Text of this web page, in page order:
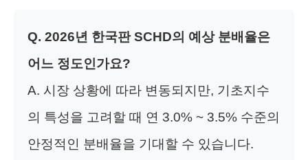
Q. 2026년 한국판 SCHD의 예상 분배율은
어느 정도인가요?
A. 시장 상황에 따라 변동되지만, 기초지수
의 특성을 고려할 때 연 3.0% ~ 3.5% 수준의
안정적인 분배율을 기대할 수 있습니다.